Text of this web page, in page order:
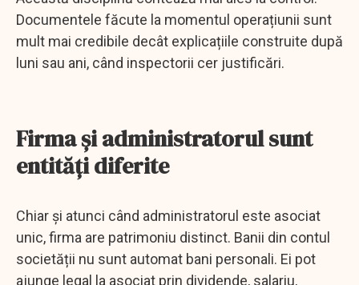
Documentele făcute la momentul operațiunii sunt
mult mai credibile decât explicațiile construite după
luni sau ani, când inspectorii cer justificări.
Firma și administratorul sunt
entități diferite
Chiar și atunci când administratorul este asociat
unic, firma are patrimoniu distinct. Banii din contul
societății nu sunt automat bani personali. Ei pot
ajunge legal la asociat prin dividende, salariu,